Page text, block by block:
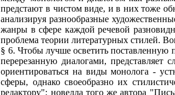
предстают в чистом виде, и в них тоже
анализируя разнообразные
жанры в сфере каждой речевой
проблема теории литературных стилей.
§ 6. Чтобы лучше осветить поставленную
перерезанную диалогами,
ориентироваться на виды монолога -
сферы, однако своеобразно их
редактору"; новелла того же автора